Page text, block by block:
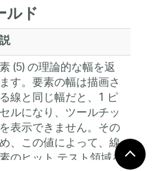
ド
(5) の理論的な幅を返
す。要素の幅は描画さ
線と同じ幅だと、1 ピ
ルになり、ツールチッ
表示できません。その
、この値によって、線
のヒット テスト領域を